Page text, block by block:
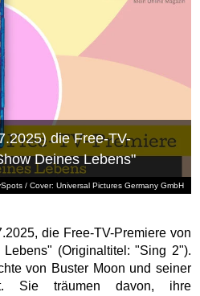
/ Cover: Universal Pictures Germany GmbH
die Free-TV-
Deines Lebens"
die Free-TV-Premiere von
(Originaltitel: "Sing 2").
von Buster Moon und seiner
Sie träumen davon, ihre